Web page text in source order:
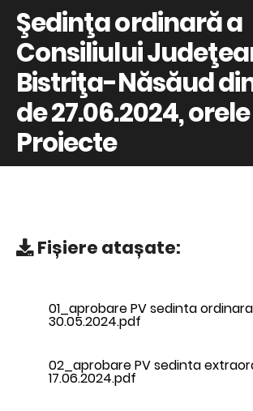
Şedinţa ordinară a
Consiliului
Bistriţa-Năsăud
de 27.06.2024,
Proiecte
Fișiere atașate:
01_aprobare PV sedinta ordinara
30.05.2024.pdf
02_aprobare PV sedinta
17.06.2024.pdf